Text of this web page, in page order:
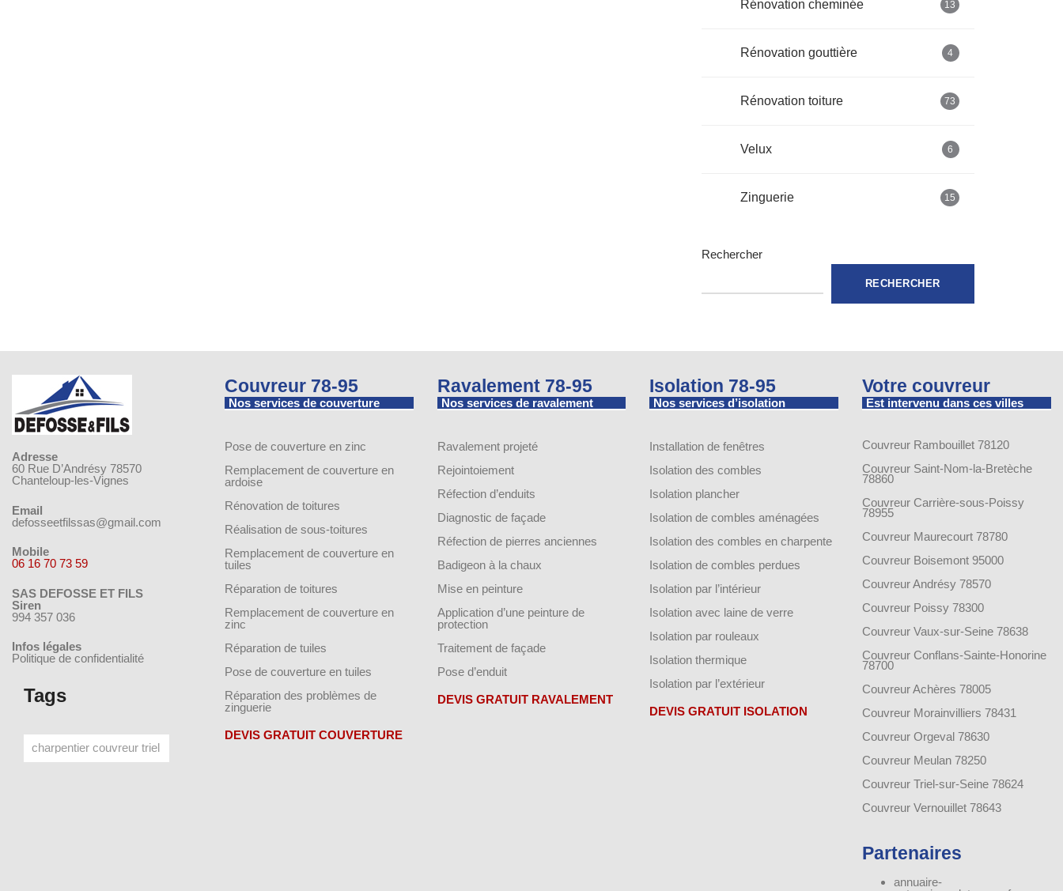
Rénovation cheminée 13
Rénovation gouttière 4
Rénovation toiture 73
Velux 6
Zinguerie 15
Rechercher
RECHERCHER
Adresse
60 Rue D’Andrésy 78570
Chanteloup-les-Vignes
Email
defosseetfilssas@gmail.com
Mobile
06 16 70 73 59
SAS DEFOSSE ET FILS
Siren
994 357 036
Infos légales
Politique de confidentialité
Tags
Couvreur 78-95
Nos services de couverture
Pose de couverture en zinc
Remplacement de couverture en
ardoise
Rénovation de toitures
Réalisation de sous-toitures
Remplacement de couverture en
tuiles
Réparation de toitures
Remplacement de couverture en
zinc
Réparation de tuiles
Pose de couverture en tuiles
Réparation des problèmes de
zinguerie
DEVIS GRATUIT COUVERTURE
Ravalement 78-95
Nos services de ravalement
Ravalement projeté
Rejointoiement
Réfection d’enduits
Diagnostic de façade
Réfection de pierres anciennes
Badigeon à la chaux
Mise en peinture
Application d’une peinture de
protection
Traitement de façade
Pose d’enduit
DEVIS GRATUIT RAVALEMENT
Isolation 78-95
Nos services d’isolation
Installation de fenêtres
Isolation des combles
Isolation plancher
Isolation de combles aménagées
Isolation des combles en charpente
Isolation de combles perdues
Isolation par l’intérieur
Isolation avec laine de verre
Isolation par rouleaux
Isolation thermique
Isolation par l’extérieur
DEVIS GRATUIT ISOLATION
Votre couvreur
Est intervenu dans ces villes
Couvreur Rambouillet 78120
Couvreur Saint-Nom-la-Bretèche
78860
Couvreur Carrière-sous-Poissy
78955
Couvreur Maurecourt 78780
Couvreur Boisemont 95000
Couvreur Andrésy 78570
Couvreur Poissy 78300
Couvreur Vaux-sur-Seine 78638
Couvreur Conflans-Sainte-Honorine
78700
Couvreur Achères 78005
Couvreur Morainvilliers 78431
Couvreur Orgeval 78630
Couvreur Meulan 78250
Couvreur Triel-sur-Seine 78624
Couvreur Vernouillet 78643
Partenaires
annuaire-